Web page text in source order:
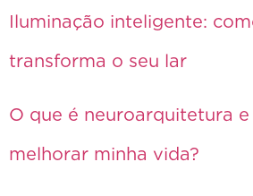
Iluminação inteligente:
transforma o seu lar
O que é neuroarquitetura
melhorar minha vida?